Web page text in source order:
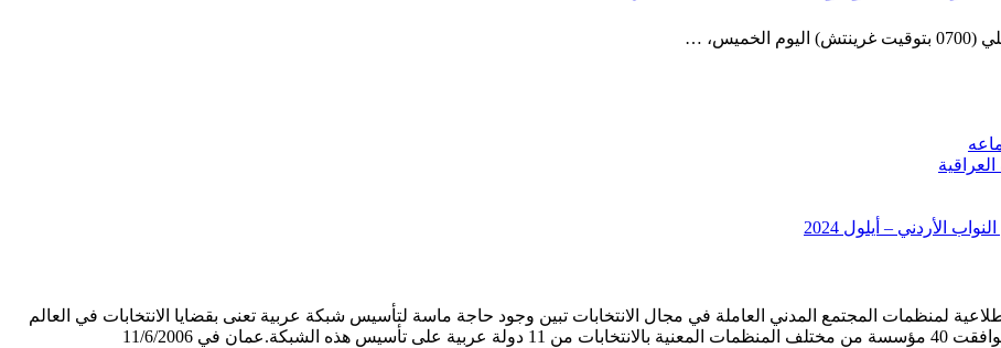
الأردني – أيلول 2024
لمنظمات المجتمع المدني العاملة في مجال الانتخابات تبين وجود حاجة ماسة لتأسيس شبكة عربية تعنى بقضايا الانتخابات في العالم
في 11/6/2006